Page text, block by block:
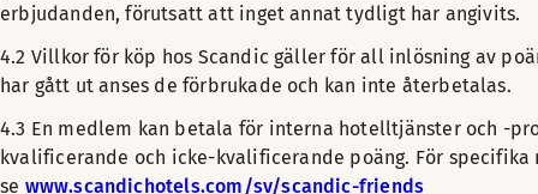
erbjudanden, förutsatt att inget annat tydligt har angivits.
4.2 Villkor för köp hos Scandic gäller för all inlösning av
har gått ut anses de förbrukade och kan inte återbetalas.
4.3 En medlem kan betala för interna hotelltjänster och -
kvalificerande och icke-kvalificerande poäng. För specifika
se www.scandichotels.com/sv/scandic-friends